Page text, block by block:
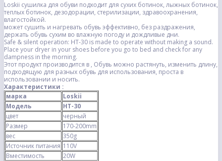
Loskii сушилка для обуви подходит для сухих ботинок, лыжных ботинок,
теплых ботинок, дезодорации, стерилизации, здравоохранения,
влагостойкой.
может сушить и нагревать обувь эффективно, без раздражения,
держать обувь сухим во влажную погоду и дождливые дни.
Safe & silent operation: HT-30 is made to operate without making a sound.
Place your dryer in your shoes before you go to bed and check for any
dampness in the morning.
Этот продукт производится в , Обувь можно растянуть, изменить длину,
подходящую для разных обувь для использования, проста в
использовании и носить.
Характеристики :
марка
Loskii
Модель
HT-30
цвет
черный
Размер
170-200mm
вес
350g
Источник питания 110V
Вместимость
20W